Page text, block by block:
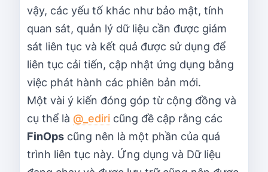
vậy, các yếu tố khác như bảo mật, tính
quan sát, quản lý dữ liệu cần được giám
sát liên tục và kết quả được sử dụng để
liên tục cải tiến, cập nhật ứng dụng bằng
việc phát hành các phiên bản mới.
Một vài ý kiến đóng góp từ cộng đồng và
cụ thể là @_ediri cũng đề cập rằng các
FinOps cũng nên là một phần của quá
trình liên tục này. Ứng dụng và Dữ liệu